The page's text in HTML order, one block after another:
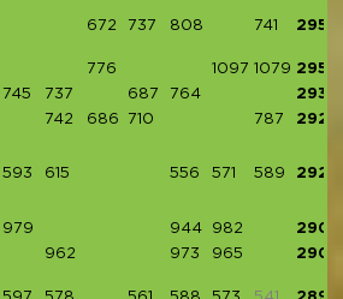
672 737 808 741 2958
776 1097 1079 2952
745 737 687 764
2933
742 686 710 787 2925
593 615 556 571 589 2924
979 944 982
2905
962 973 965 2900